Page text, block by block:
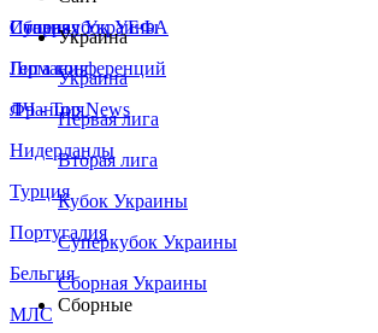
Сборная Украины
Италия
Германия
Франция
Нидерланды
Турция
Португалия
Бельгия
МЛС
Суперкубок УЕФА
Лига конференций
ЛЧ - Top News
Украина
Украина
Первая лига
Вторая лига
Кубок Украины
Суперкубок Украины
Сборная Украины
Сборные